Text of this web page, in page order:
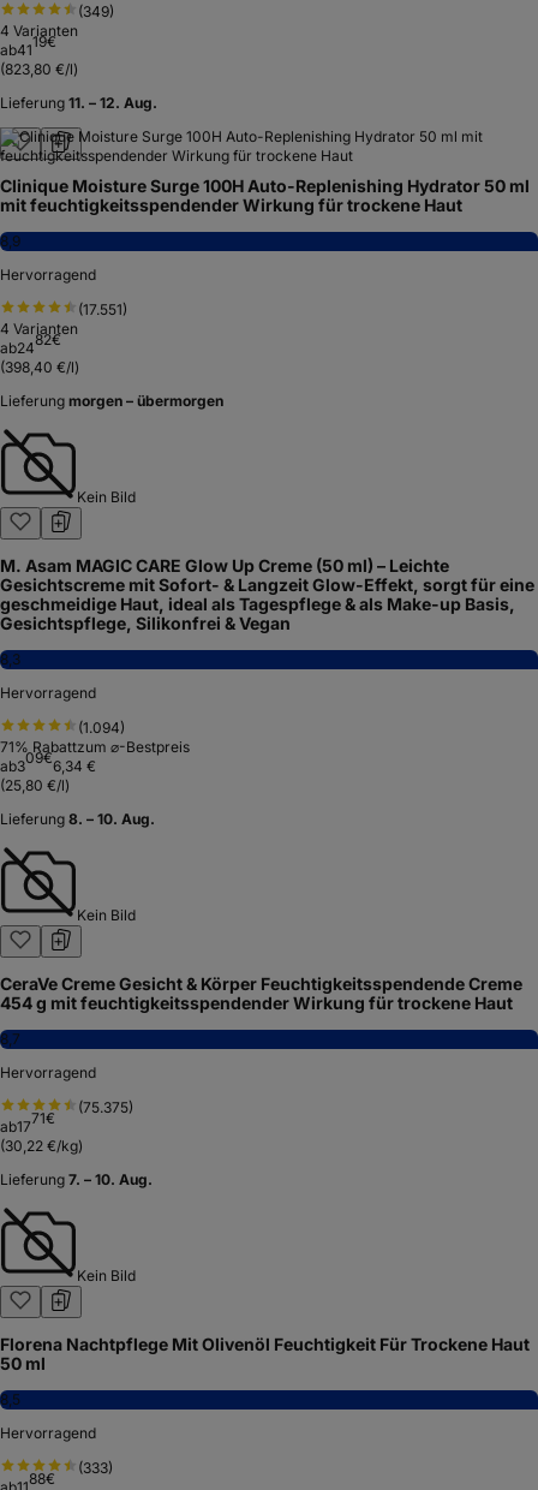
(349)
4 Varianten
ab4119€
(823,80 €/l)
Lieferung 11. – 12. Aug.
Clinique Moisture Surge 100H Auto-Replenishing Hydrator 50 ml
mit feuchtigkeitsspendender Wirkung für trockene Haut
8,9
Hervorragend
(17.551)
4 Varianten
ab2482€
(398,40 €/l)
Lieferung morgen – übermorgen
Kein Bild
M. Asam MAGIC CARE Glow Up Creme (50 ml) – Leichte
Gesichtscreme mit Sofort- & Langzeit Glow-Effekt, sorgt für eine
geschmeidige Haut, ideal als Tagespflege & als Make-up Basis,
Gesichtspflege, Silikonfrei & Vegan
8,3
Hervorragend
(1.094)
71% Rabattzum ⌀-Bestpreis
ab309€6,34 €
(25,80 €/l)
Lieferung 8. – 10. Aug.
Kein Bild
CeraVe Creme Gesicht & Körper Feuchtigkeitsspendende Creme
454 g mit feuchtigkeitsspendender Wirkung für trockene Haut
8,7
Hervorragend
(75.375)
ab1771€
(30,22 €/kg)
Lieferung 7. – 10. Aug.
Kein Bild
Florena Nachtpflege Mit Olivenöl Feuchtigkeit Für Trockene Haut
50 ml
8,5
Hervorragend
(333)
88€